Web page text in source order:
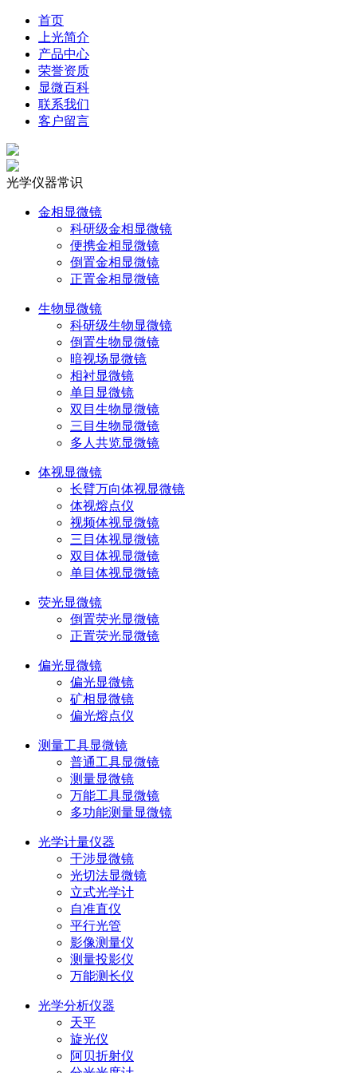
首页
上光简介
产品中心
荣誉资质
显微百科
联系我们
客户留言
光学仪器常识
金相显微镜
科研级金相显微镜
便携金相显微镜
倒置金相显微镜
正置金相显微镜
生物显微镜
科研级生物显微镜
倒置生物显微镜
暗视场显微镜
相衬显微镜
单目显微镜
双目生物显微镜
三目生物显微镜
多人共览显微镜
体视显微镜
长臂万向体视显微镜
体视熔点仪
视频体视显微镜
三目体视显微镜
双目体视显微镜
单目体视显微镜
荧光显微镜
倒置荧光显微镜
正置荧光显微镜
偏光显微镜
偏光显微镜
矿相显微镜
偏光熔点仪
测量工具显微镜
普通工具显微镜
测量显微镜
万能工具显微镜
多功能测量显微镜
光学计量仪器
干涉显微镜
光切法显微镜
立式光学计
自准直仪
平行光管
影像测量仪
测量投影仪
万能测长仪
光学分析仪器
天平
旋光仪
阿贝折射仪